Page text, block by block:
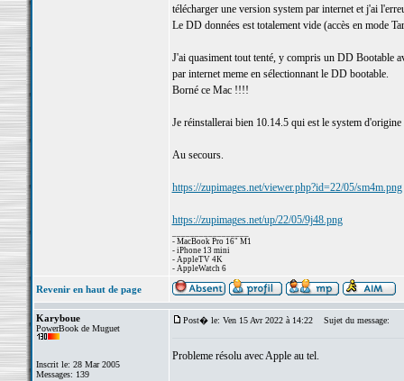
télécharger une version system par internet et j'ai
Le DD données est totalement vide (accès en mode
J'ai quasiment tout tenté, y compris un DD Bootable
par internet meme en sélectionnant le DD bootable.
Borné ce Mac !!!!
Je réinstallerai bien 10.14.5 qui est le system
Au secours.
https://zupimages.net/viewer.php?id=22/05/sm4m.png
https://zupimages.net/up/22/05/9j48.png
- MacBook Pro 16" M1
- iPhone 13 mini
- AppleTV 4K
- AppleWatch 6
Revenir en haut de page
Karyboue
PowerBook de Muguet
Inscrit le: 28 Mar 2005
Messages: 139
Post� le: Ven 15 Avr 2022 à 14:22 Sujet du message:
Probleme résolu avec Apple au tel.